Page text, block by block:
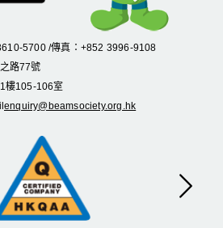
Next
5700 /傳真：+852 3996-9108
路77號
1 樓105-106室
enquiry@beamsociety.org.hk